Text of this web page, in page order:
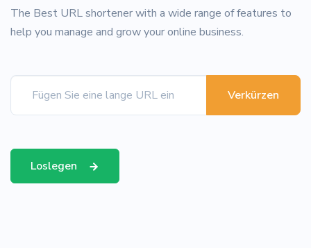
The Best URL shortener with a wide range of features to
help you manage and grow your online business.
Verkürzen
Loslegen